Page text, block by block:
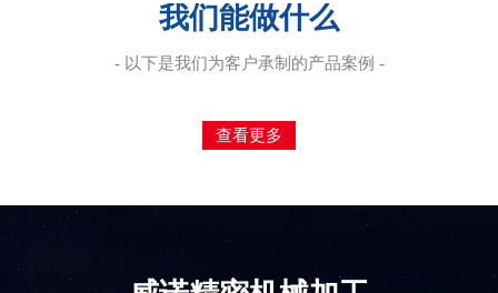
我们能做什么
- 以下是我们为客户承制的产品案例 -
查看更多